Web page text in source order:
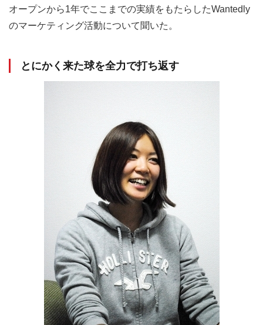
オープンから1年でここまでの実績をもたらしたWantedly
のマーケティング活動について聞いた。
とにかく来た球を全力で打ち返す